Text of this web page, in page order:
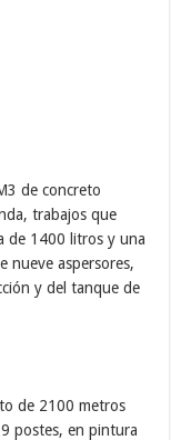
de concreto
trabajos que
de 1400 litros y una
nueve aspersores,
y del tanque de
de 2100 metros
postes, en pintura